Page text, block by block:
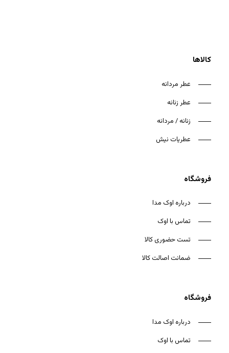
کالاها
عطر مردانه
عطر زنانه
زنانه / مردانه
عطریات نیش
فروشگاه
درباره اوک مدا
تماس با اوک
تست حضوری کالا
ضمانت اصالت کالا
فروشگاه
درباره اوک مدا
تماس با اوک